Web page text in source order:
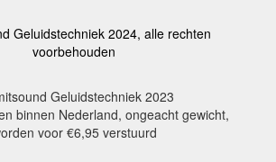
Geluidstechniek 2024, alle rechten
voorbehouden
Geluidstechniek 2023
binnen Nederland, ongeacht gewicht,
voor €6,95 verstuurd